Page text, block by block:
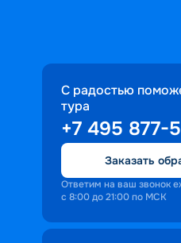
С радостью
тура
+7 495 877-
Заказать
Ответим на ваш звонок
с 8:00 до 21:00 по МСК